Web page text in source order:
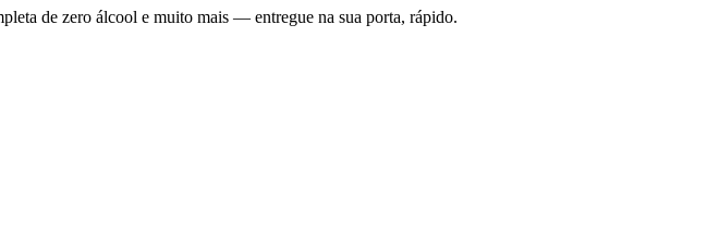
de zero álcool e muito mais — entregue na sua porta, rápido.